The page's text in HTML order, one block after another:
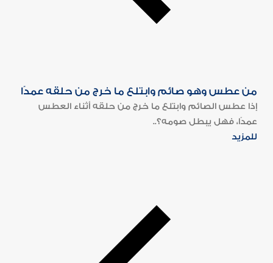
من عطس وهو صائم وابتلع ما خرج من حلقه عمدًا
إذا عطس الصائم وابتلع ما خرج من حلقه أثناء العطس
عمدًا، فهل يبطل صومه؟..
للمزيد